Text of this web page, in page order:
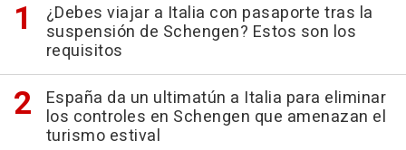
¿Debes viajar a Italia con pasaporte tras la
suspensión de Schengen? Estos son los
requisitos
España da un ultimatún a Italia para eliminar
los controles en Schengen que amenazan el
turismo estival